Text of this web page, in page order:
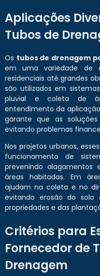
Aplicações
Tubos de
Os tubos de drenagem
em uma variedade de
residenciais até grandes
são utilizados em
pluvial e coleta de
entendimento da
garante que as
evitando problemas
Nos projetos urbanos,
funcionamento de
prevenindo alagamentos
áreas habitadas. Em
ajudam na coleta e no
evitando erosão do solo
propriedades e das
Critérios para
Fornecedor de
Drenagem